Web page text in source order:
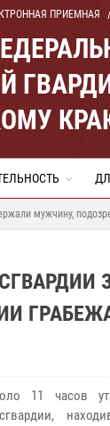
ПРИЕМНАЯ
мужчину,
11 часов